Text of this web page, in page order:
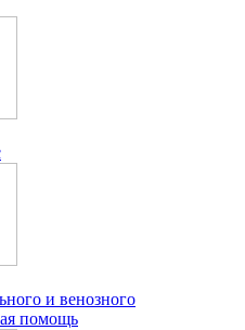
и венозного
помощь